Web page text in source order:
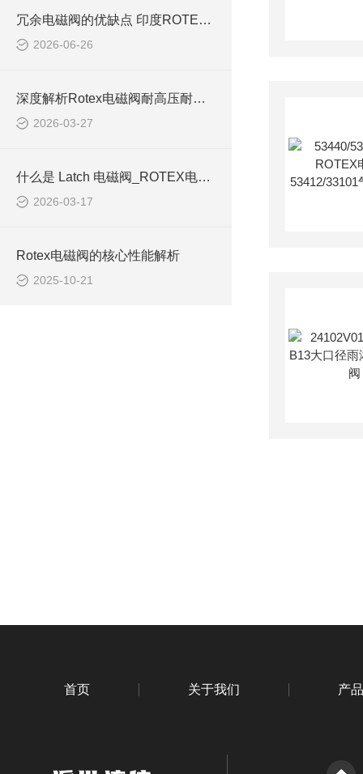
冗余电磁阀的优缺点 印度ROTEX电磁阀
2026-06-26
深度解析Rotex电磁阀耐高压耐高温的核心原理
2026-03-27
什么是 Latch 电磁阀_ROTEX电磁阀Latch
2026-03-17
Rotex电磁阀的核心性能解析
2025-10-21
首页 关于我们 产